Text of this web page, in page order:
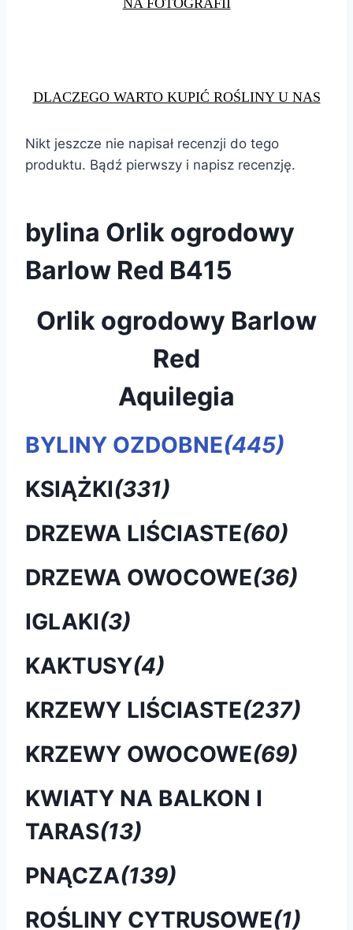
NA FOTOGRAFII
DLACZEGO WARTO KUPIĆ ROŚLINY U NAS
Nikt jeszcze nie napisał recenzji do tego
produktu. Bądź pierwszy i napisz recenzję.
bylina Orlik ogrodowy
Barlow Red B415
Orlik ogrodowy Barlow
Red
Aquilegia
BYLINY OZDOBNE(445)
KSIĄŻKI(331)
DRZEWA LIŚCIASTE(60)
DRZEWA OWOCOWE(36)
IGLAKI(3)
KAKTUSY(4)
KRZEWY LIŚCIASTE(237)
KRZEWY OWOCOWE(69)
KWIATY NA BALKON I
TARAS(13)
PNĄCZA(139)
ROŚLINY CYTRUSOWE(1)